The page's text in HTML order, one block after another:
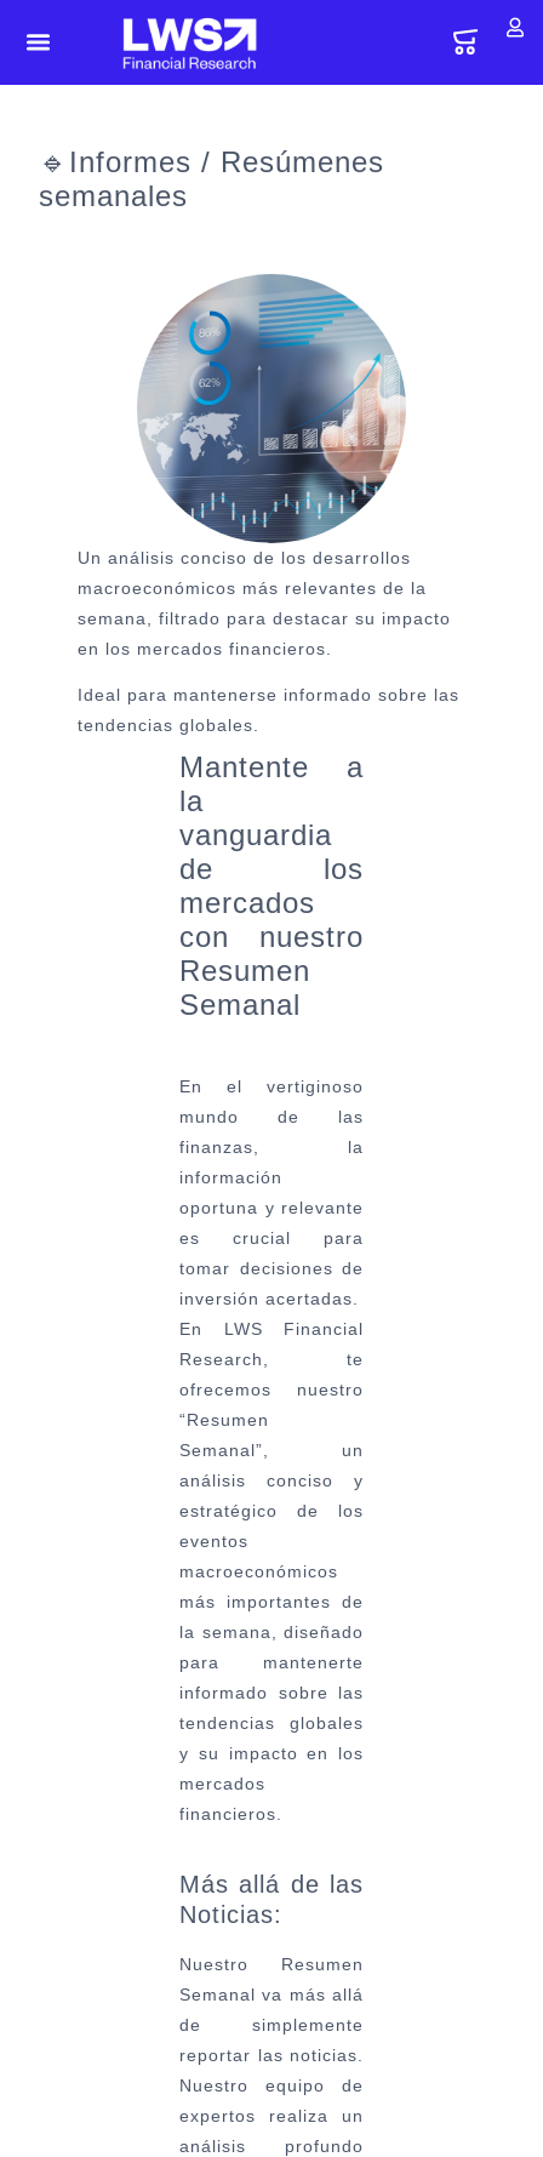
🔹Informes / Resúmenes
semanales
Un análisis conciso de los desarrollos
macroeconómicos más relevantes de la
semana, filtrado para destacar su impacto
en los mercados financieros.
Ideal para mantenerse informado sobre las
tendencias globales.
Mantente a
la
vanguardia
de los
mercados
con nuestro
Resumen
Semanal
En el vertiginoso
mundo de las
finanzas, la
información
oportuna y relevante
es crucial para
tomar decisiones de
inversión acertadas.
En LWS Financial
Research, te
ofrecemos nuestro
“Resumen
Semanal”,
un
análisis conciso y
estratégico de los
eventos
macroeconómicos
más importantes de
la semana, diseñado
para mantenerte
informado sobre las
tendencias globales
y su impacto en los
mercados
financieros.
Más allá de las
Noticias:
Nuestro Resumen
Semanal va más allá
de simplemente
reportar las noticias.
Nuestro equipo de
expertos realiza un
análisis profundo